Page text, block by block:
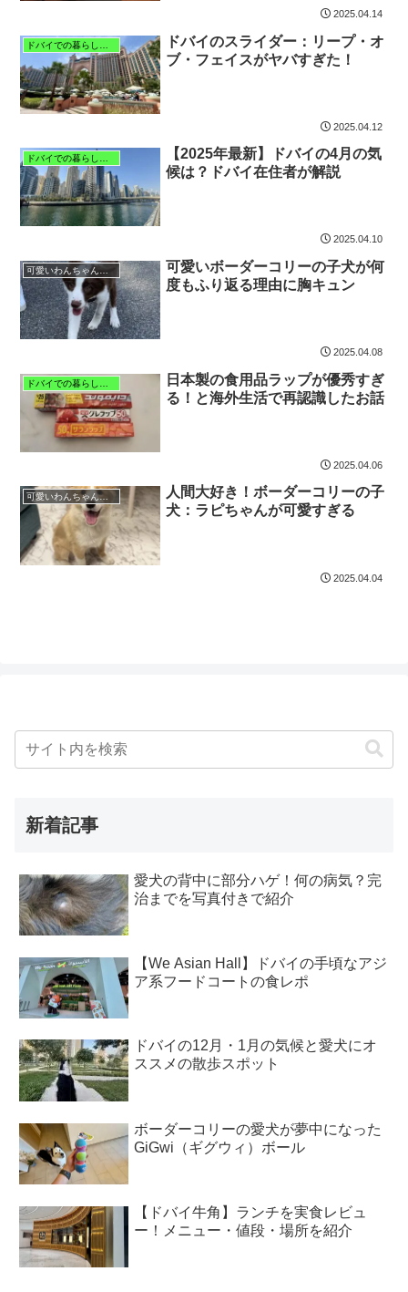
2025.04.14
ドバイのスライダー：リープ・オ
ブ・フェイスがヤバすぎた！
2025.04.12
【2025年最新】ドバイの4月の気
候は？ドバイ在住者が解説
2025.04.10
可愛いわんちゃん特集
可愛いボーダーコリーの子犬が何
度もふり返る理由に胸キュン
2025.04.08
日本製の食用品ラップが優秀すぎ
る！と海外生活で再認識したお話
2025.04.06
可愛いわんちゃん特集
人間大好き！ボーダーコリーの子
犬：ラピちゃんが可愛すぎる
2025.04.04
新着記事
愛犬の背中に部分ハゲ！何の病気？完
治までを写真付きで紹介
【We Asian Hall】ドバイの手頃なアジ
ア系フードコートの食レポ
ドバイの12月・1月の気候と愛犬にオ
ススメの散歩スポット
ボーダーコリーの愛犬が夢中になった
GiGwi（ギグウィ）ボール
【ドバイ牛角】ランチを実食レビュ
ー！メニュー・値段・場所を紹介